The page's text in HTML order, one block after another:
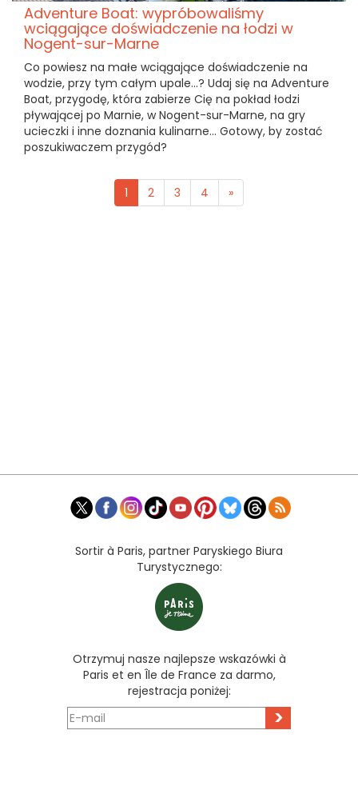
Adventure Boat: wypróbowaliśmy
wciągające doświadczenie na łodzi w
Nogent-sur-Marne
Co powiesz na małe wciągające doświadczenie na
wodzie, przy tym całym upale...? Udaj się na Adventure
Boat, przygodę, która zabierze Cię na pokład łodzi
pływającej po Marnie, w Nogent-sur-Marne, na gry
ucieczki i inne doznania kulinarne... Gotowy, by zostać
poszukiwaczem przygód?
1 2 3 4 »
Sortir à Paris, partner Paryskiego Biura
Turystycznego:
Otrzymuj nasze najlepsze wskazówki à
Paris et en Île de France za darmo,
rejestracja poniżej:
>